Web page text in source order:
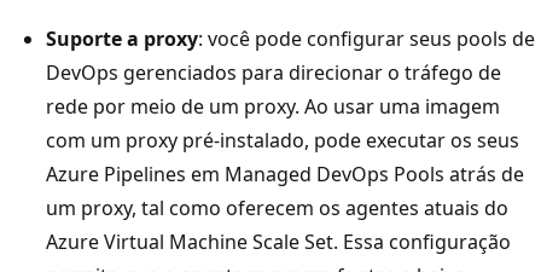
Suporte a proxy: você pode configurar seus pools de
DevOps gerenciados para direcionar o tráfego de
rede por meio de um proxy. Ao usar uma imagem
com um proxy pré-instalado, pode executar os seus
Azure Pipelines em Managed DevOps Pools atrás de
um proxy, tal como oferecem os agentes atuais do
Azure Virtual Machine Scale Set. Essa configuração